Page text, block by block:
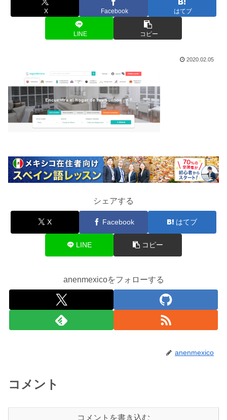
X Facebook はてブ
LINE コピー
2020.02.05
シェアする
X Facebook はてブ
LINE コピー
anenmexicoをフォローする
anenmexico
コメント
コメントを書き込む